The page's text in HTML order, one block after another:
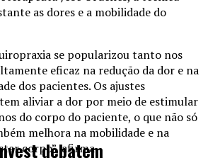
as dores e a mobilidade do
se popularizou tanto nos
eficaz na redução da dor e na
dos pacientes. Os ajustes
aliviar a dor por meio de estimular
do corpo do paciente, o que não só
melhora na mobilidade e na
corpo”, afirma.
debatem